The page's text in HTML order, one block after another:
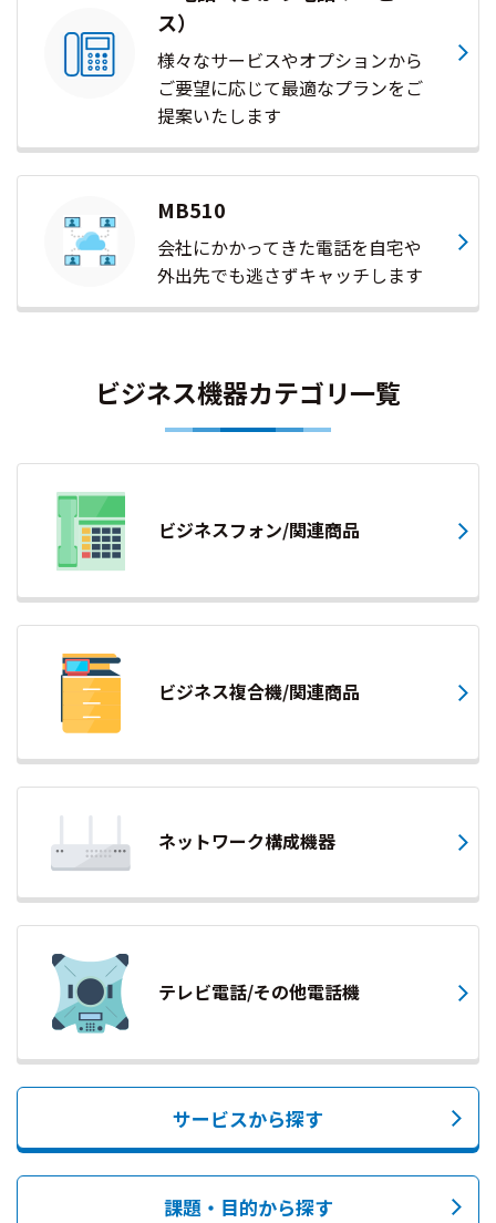
ス）
様々なサービスやオプションから
ご要望に応じて最適なプランをご
提案いたします
MB510
会社にかかってきた電話を自宅や
外出先でも逃さずキャッチします
ビジネス機器カテゴリ一覧
ビジネスフォン/関連商品
ビジネス複合機/関連商品
ネットワーク構成機器
テレビ電話/その他電話機
サービスから探す
課題・目的から探す